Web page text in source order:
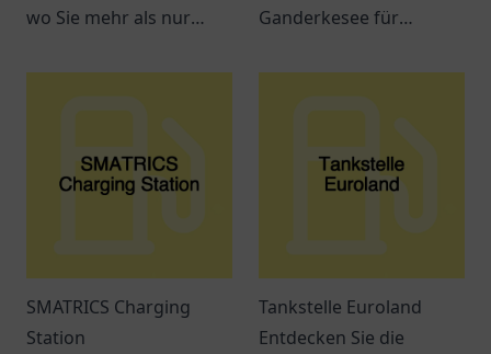
wo Sie mehr als nur
Getränke und bequeme
Ganderkesee für
Effiziente
SMATRICS Charging
Station
Tankstelle Euroland
Entdecken Sie die